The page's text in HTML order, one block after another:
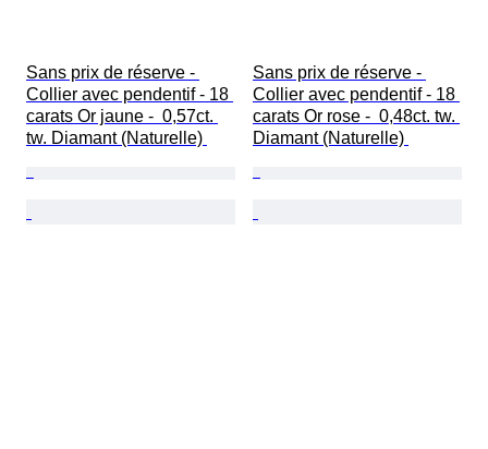
Sans prix de réserve -
Collier avec pendentif - 18
carats Or jaune -  0,57ct.
tw. Diamant (Naturelle)
Sans prix de réserve -
Collier avec pendentif - 18
carats Or rose -  0,48ct. tw.
Diamant (Naturelle)